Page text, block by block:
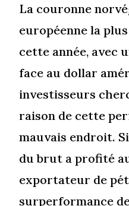
La couronne
européenne la
cette année, avec
face au dollar
investisseurs
raison de cette
mauvais endroit.
du brut a profité
exportateur de
surperformance